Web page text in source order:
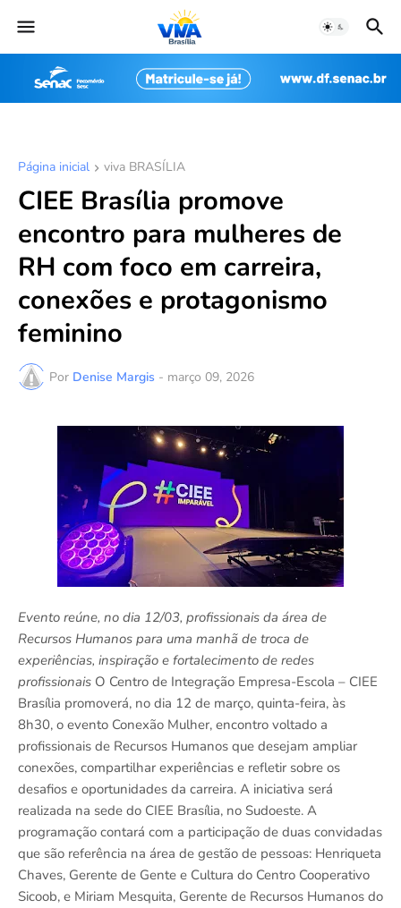
Página inicial viva BRASÍLIA
CIEE Brasília promove
encontro para mulheres de
RH com foco em carreira,
conexões e protagonismo
feminino
Por Denise Margis - março 09, 2026
Evento reúne, no dia 12/03, profissionais da área de
Recursos Humanos para uma manhã de troca de
experiências, inspiração e fortalecimento de redes
profissionais O Centro de Integração Empresa-Escola – CIEE
Brasília promoverá, no dia 12 de março, quinta-feira, às
8h30, o evento Conexão Mulher, encontro voltado a
profissionais de Recursos Humanos que desejam ampliar
conexões, compartilhar experiências e refletir sobre os
desafios e oportunidades da carreira. A iniciativa será
realizada na sede do CIEE Brasília, no Sudoeste. A
programação contará com a participação de duas convidadas
que são referência na área de gestão de pessoas: Henriqueta
Chaves, Gerente de Gente e Cultura do Centro Cooperativo
Sicoob, e Miriam Mesquita, Gerente de Recursos Humanos do